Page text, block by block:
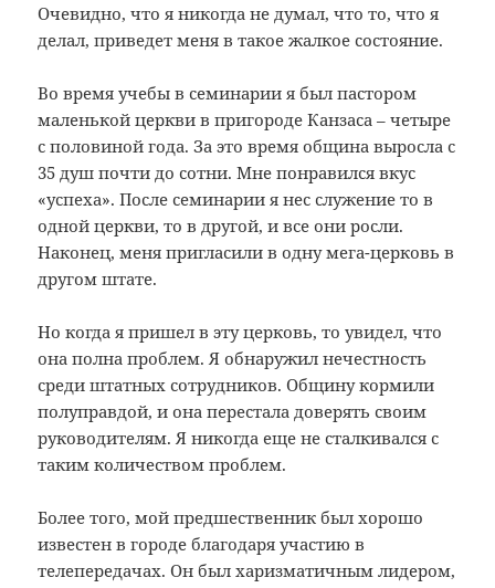
Очевидно, что я никогда не думал, что то, что я
делал, приведет меня в такое жалкое состояние.
Во время учебы в семинарии я был пастором
маленькой церкви в пригороде Канзаса – четыре
с половиной года. За это время община выросла с
35 душ почти до сотни. Мне понравился вкус
«успеха». После семинарии я нес служение то в
одной церкви, то в другой, и все они росли.
Наконец, меня пригласили в одну мега-церковь в
другом штате.
Но когда я пришел в эту церковь, то увидел, что
она полна проблем. Я обнаружил нечестность
среди штатных сотрудников. Общину кормили
полуправдой, и она перестала доверять своим
руководителям. Я никогда еще не сталкивался с
таким количеством проблем.
Более того, мой предшественник был хорошо
известен в городе благодаря участию в
телепередачах. Он был харизматичным лидером,